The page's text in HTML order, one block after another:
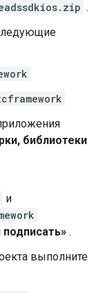
.
библиотеки
и
подписать» .
выполните